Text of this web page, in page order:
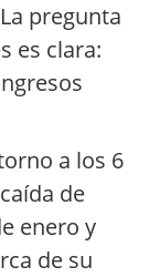
pregunta
es clara:
a los 6
de
enero y
de su